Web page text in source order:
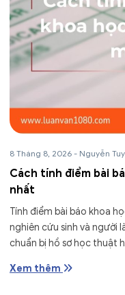
8 Tháng 8, 2026 - Nguyễn
Cách tính điểm bài
nhất
Tính điểm bài báo khoa
nghiên cứu sinh và người
chuẩn bị hồ sơ học thuật
Xem thêm